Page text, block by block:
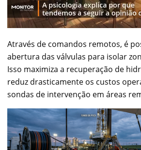
Através de comandos remotos, é
abertura das válvulas para isolar
Isso maximiza a recuperação de
reduz drasticamente os custos
sondas de intervenção em áreas